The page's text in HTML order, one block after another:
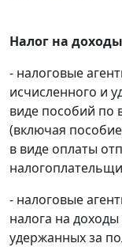
Налог на
- налоговые
исчисленного и
виде пособий по
(включая
в виде оплаты
- налоговые
налога на
удержанных за